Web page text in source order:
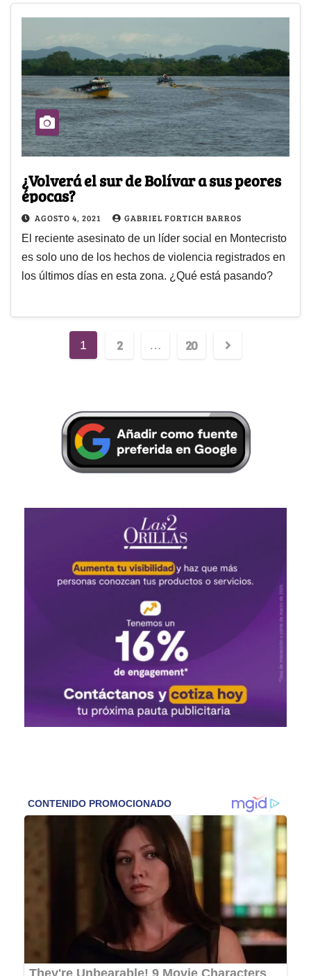
¿Volverá el sur de Bolívar a sus peores
épocas?
AGOSTO 4, 2021 GABRIEL FORTICH BARROS
El reciente asesinato de un líder social en Montecristo
es solo uno de los hechos de violencia registrados en
los últimos días en esta zona. ¿Qué está pasando?
1 2 … 20